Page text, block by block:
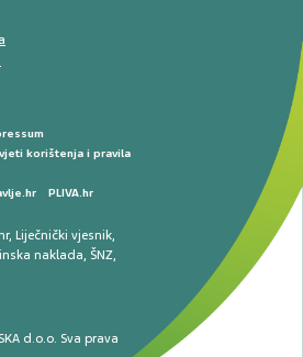
korištenja i pravila
PLIVA.hr
, Liječnički vjesnik,
naklada, ŠNZ,
d.o.o. Sva prava